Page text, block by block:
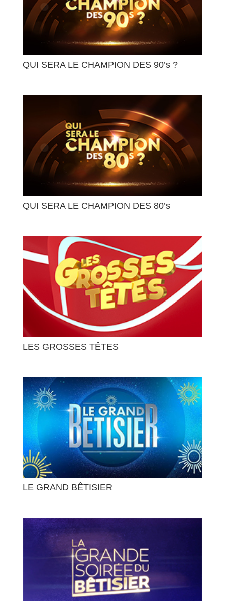
QUI SERA LE CHAMPION DES 90’s ?
QUI SERA LE CHAMPION DES 80’s
LES GROSSES TÊTES
LE GRAND BÊTISIER